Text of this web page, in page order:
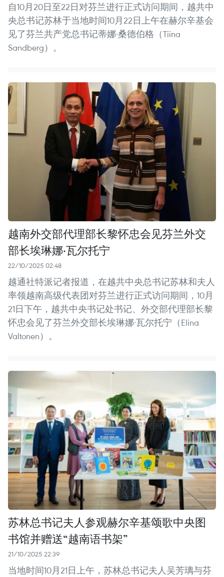
自10月20日至22日对芬兰进行正式访问期间，越共中
央总书记苏林于当地时间10月22日上午在赫尔辛基会
见了芬兰共产党总书记蒂娜·桑德伯格（Tiina
Sandberg）。
越南外交部代理部长黎怀忠会见芬兰外交
部长埃琳娜·瓦尔托宁
22/10/2025 02:48
越通社特派记者报道，在越共中央总书记苏林和夫人
率领越南高级代表团对芬兰进行正式访问期间，10月
21日下午，越共中央书记处书记、外交部代理部长黎
怀忠会见了芬兰外交部长埃琳娜·瓦尔托宁（Elina
Valtonen）。
苏林总书记夫人参观赫尔辛基颂歌中央图
书馆并赠送“越南语书架”
21/10/2025 22:39
当地时间10月21日上午，苏林总书记夫人吴芳璃与芬